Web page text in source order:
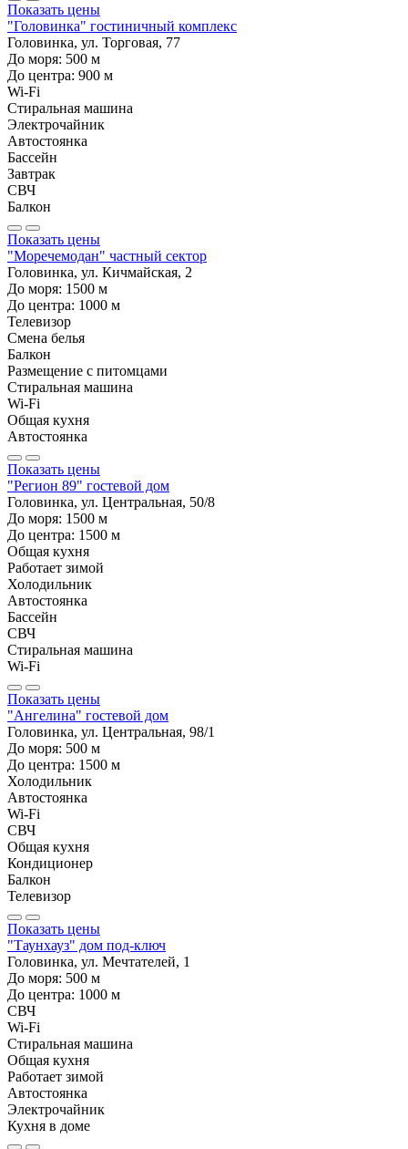
Показать цены
"Головинка" гостиничный комплекс
Головинка, ул. Торговая, 77
До моря: 500 м
До центра: 900 м
Wi-Fi
Стиральная машина
Электрочайник
Автостоянка
Бассейн
Завтрак
СВЧ
Балкон
Показать цены
"Моречемодан" частный сектор
Головинка, ул. Кичмайская, 2
До моря: 1500 м
До центра: 1000 м
Телевизор
Смена белья
Балкон
Размещение с питомцами
Стиральная машина
Wi-Fi
Общая кухня
Автостоянка
Показать цены
"Регион 89" гостевой дом
Головинка, ул. Центральная, 50/8
До моря: 1500 м
До центра: 1500 м
Общая кухня
Работает зимой
Холодильник
Автостоянка
Бассейн
СВЧ
Стиральная машина
Wi-Fi
Показать цены
"Ангелина" гостевой дом
Головинка, ул. Центральная, 98/1
До моря: 500 м
До центра: 1500 м
Холодильник
Автостоянка
Wi-Fi
СВЧ
Общая кухня
Кондиционер
Балкон
Телевизор
Показать цены
"Таунхауз" дом под-ключ
Головинка, ул. Мечтателей, 1
До моря: 500 м
До центра: 1000 м
СВЧ
Wi-Fi
Стиральная машина
Общая кухня
Работает зимой
Автостоянка
Электрочайник
Кухня в доме